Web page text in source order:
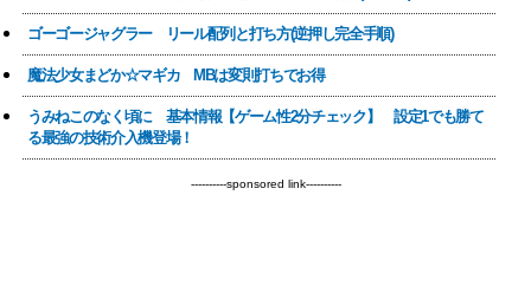
ゴーゴージャグラー リール配列と打ち方(逆押し完全手順)
魔法少女まどか☆マギカ MBは変則打ちでお得
うみねこのなく頃に 基本情報【ゲーム性2分チェック】 設定1でも勝て
る最強の技術介入機登場！
----------sponsored link----------